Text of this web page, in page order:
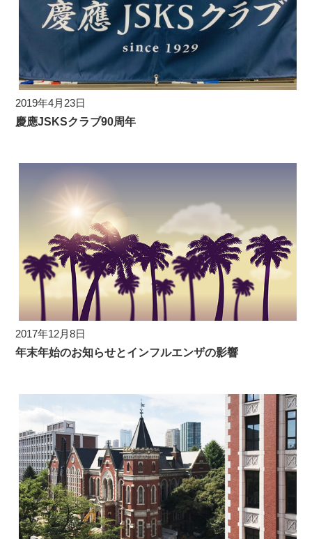
2019年4月23日
慶應JSKSクラブ90周年
2017年12月8日
年末年始のお知らせとインフルエンザの影響